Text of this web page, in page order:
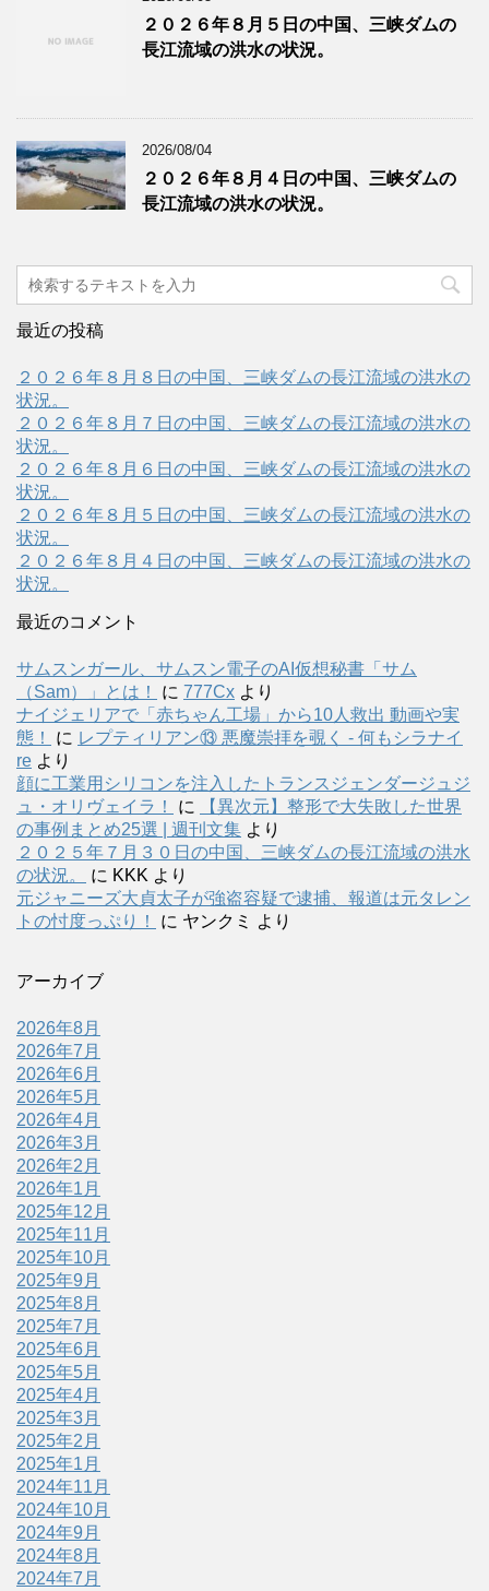
２０２６年８月５日の中国、三峡ダムの
長江流域の洪水の状況。
2026/08/04
２０２６年８月４日の中国、三峡ダムの
長江流域の洪水の状況。
最近の投稿
２０２６年８月８日の中国、三峡ダムの長江流域の洪水の
状況。
２０２６年８月７日の中国、三峡ダムの長江流域の洪水の
状況。
２０２６年８月６日の中国、三峡ダムの長江流域の洪水の
状況。
２０２６年８月５日の中国、三峡ダムの長江流域の洪水の
状況。
２０２６年８月４日の中国、三峡ダムの長江流域の洪水の
状況。
最近のコメント
サムスンガール、サムスン電子のAI仮想秘書「サム
（Sam）」とは！
に 777Cx より
ナイジェリアで「赤ちゃん工場」から10人救出 動画や実
態！
に レプティリアン⑬ 悪魔崇拝を覗く - 何もシラナイ
re より
顔に工業用シリコンを注入したトランスジェンダージュジ
ュ・オリヴェイラ！
に
【異次元】整形で大失敗した世界
の事例まとめ25選 | 週刊文集 より
２０２５年７月３０日の中国、三峡ダムの長江流域の洪水
の状況。
に KKK より
元ジャニーズ大貞太子が強盗容疑で逮捕、報道は元タレン
トの忖度っぷり！
に ヤンクミ より
アーカイブ
2026年8月
2026年7月
2026年6月
2026年5月
2026年4月
2026年3月
2026年2月
2026年1月
2025年12月
2025年11月
2025年10月
2025年9月
2025年8月
2025年7月
2025年6月
2025年5月
2025年4月
2025年3月
2025年2月
2025年1月
2024年11月
2024年10月
2024年9月
2024年8月
2024年7月